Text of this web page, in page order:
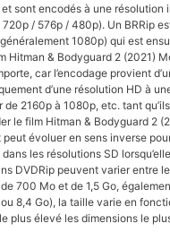
sont encodés à une résolution
/ 576p / 480p). Un BRRip
1080p) qui est
Hitman & Bodyguard 2 (2021)
car l’encodage provient
d’une résolution HD à
de 2160p à 1080p, etc. tant
le film Hitman & Bodyguard 2
évoluer en sens inverse
les résolutions SD
DVDRip peuvent varier entre
700 Mo et de 1,5 Go,
8,4 Go), la taille varie en
plus élevé les dimensions le